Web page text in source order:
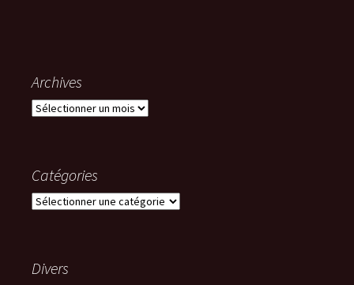
Archives
Archives
Catégories
Catégories
Divers